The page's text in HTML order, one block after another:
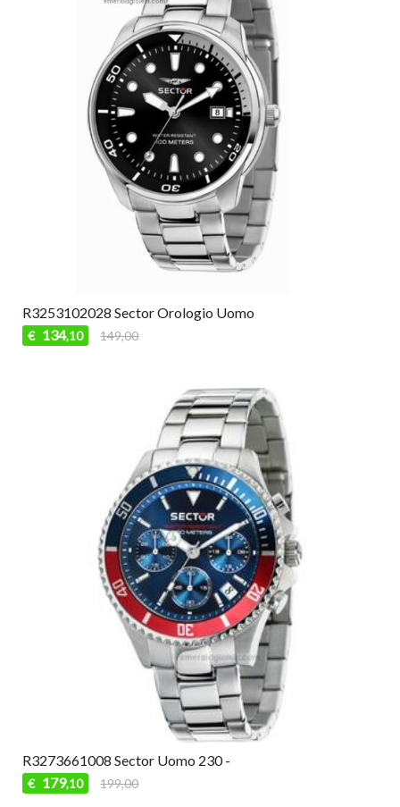
R3253102028 Sector Orologio Uomo
€ 134,10 149,00
R3273661008 Sector Uomo 230 -
€ 179,10 199,00